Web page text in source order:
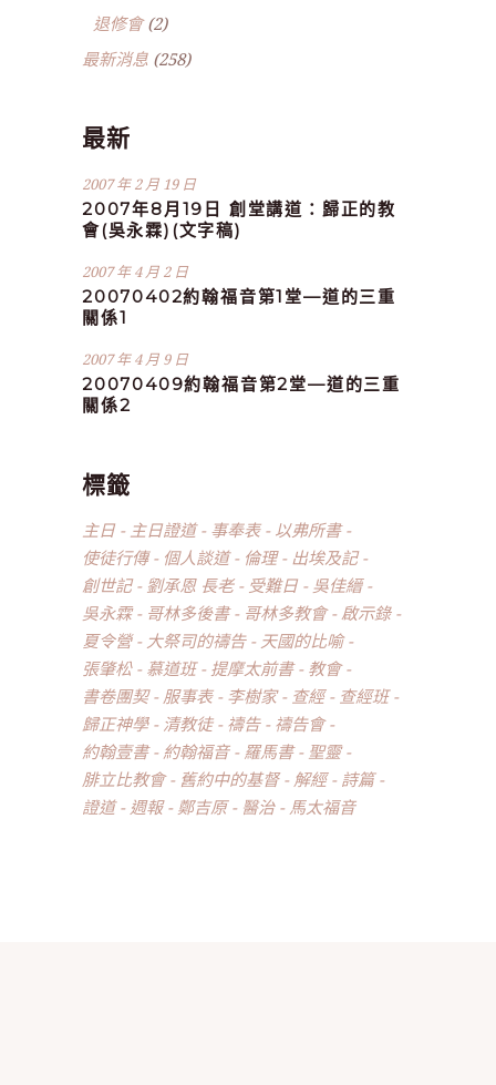
退修會(2)
最新消息 (258)
最新
2007 年 2 月 19 日
2007年8月19日 創堂講道：歸正的教
會(吳永霖)(文字稿)
2007 年 4 月 2 日
20070402約翰福音第1堂—道的三重
關係1
2007 年 4 月 9 日
20070409約翰福音第2堂—道的三重
關係2
標籤
主日 主日證道 事奉表
以弗所書
使徒行傳
個人談道 倫理
出埃及記
創世記
劉承恩 長老 受難日
吳佳縉
吳永霖
哥林多後書 哥林多教會
啟示錄
夏令營
大祭司的禱告
天國的比喻
張肇松
慕道班 提摩太前書
教會
書卷團契
服事表 李樹家 查經
查經班
歸正神學
清教徒 禱告
禱告會
約翰壹書
約翰福音 羅馬書
聖靈
腓立比教會
舊約中的基督 解經
詩篇
證道
週報 鄭吉原 醫治 馬太福音